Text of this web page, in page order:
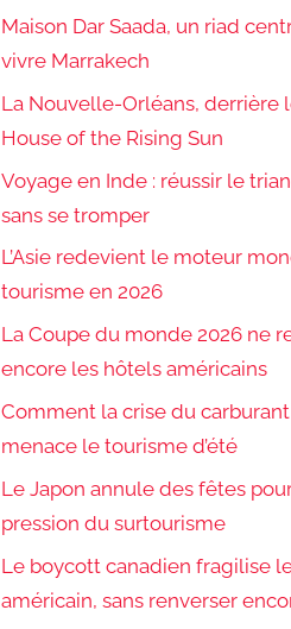
Maison Dar Saada, un riad
vivre Marrakech
La Nouvelle-Orléans, derrière
House of the Rising Sun
Voyage en Inde : réussir le
sans se tromper
L’Asie redevient le moteur
tourisme en 2026
La Coupe du monde 2026 ne
encore les hôtels américains
Comment la crise du
menace le tourisme d’été
Le Japon annule des fêtes
pression du surtourisme
Le boycott canadien fragilise
américain, sans renverser